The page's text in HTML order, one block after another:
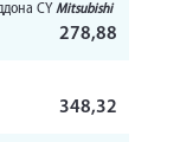
CY Mitsubishi
278,88
348,32